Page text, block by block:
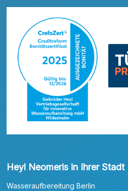
Heyl Neomeris in Ihrer Stadt
Wasseraufbereitung Berlin